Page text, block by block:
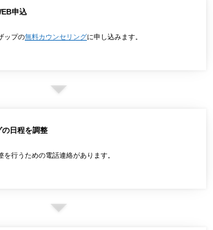
申込
ップの無料カウンセリングに申し込みます。
の日程を調整
行うための電話連絡があります。